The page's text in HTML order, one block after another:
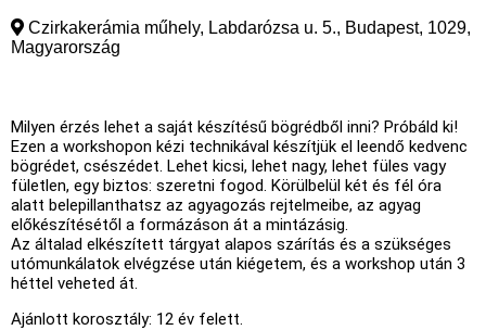
Czirkakerámia műhely, Labdarózsa u. 5., Budapest, 1029,
Magyarország
Milyen érzés lehet a saját készítésű bögrédből inni? Próbáld ki!
Ezen a workshopon kézi technikával készítjük el leendő kedvenc
bögrédet, csészédet. Lehet kicsi, lehet nagy, lehet füles vagy
fületlen, egy biztos: szeretni fogod. Körülbelül két és fél óra
alatt belepillanthatsz az agyagozás rejtelmeibe, az agyag
előkészítésétől a formázáson át a mintázásig.
Az általad elkészített tárgyat alapos szárítás és a szükséges
utómunkálatok elvégzése után kiégetem, és a workshop után 3
héttel veheted át.
Ajánlott korosztály: 12 év felett.